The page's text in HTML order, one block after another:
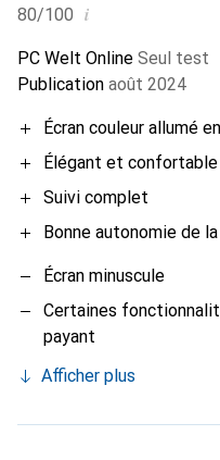
80/100 i
PC Welt Online Seul test
Publication août 2024
Écran couleur allumé
Élégant et confortable
Suivi complet
Bonne autonomie de
Écran minuscule
Certaines
payant
Afficher plus